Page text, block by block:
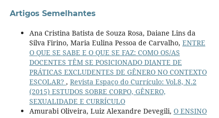
Artigos Semelhantes
Ana Cristina Batista de Souza Rosa, Daiane Lins da
Silva Firino, Maria Eulina Pessoa de Carvalho, ENTRE
O QUE SE SABE E O QUE SE FAZ: COMO OS/AS
DOCENTES TÊM SE POSICIONADO DIANTE DE
PRÁTICAS EXCLUDENTES DE GÊNERO NO CONTEXTO
ESCOLAR? , Revista Espaço do Currículo: Vol.8, N.2
(2015) ESTUDOS SOBRE CORPO, GÊNERO,
SEXUALIDADE E CURRÍCULO
Amurabi Oliveira, Luiz Alexandre Devegili, O ENSINO